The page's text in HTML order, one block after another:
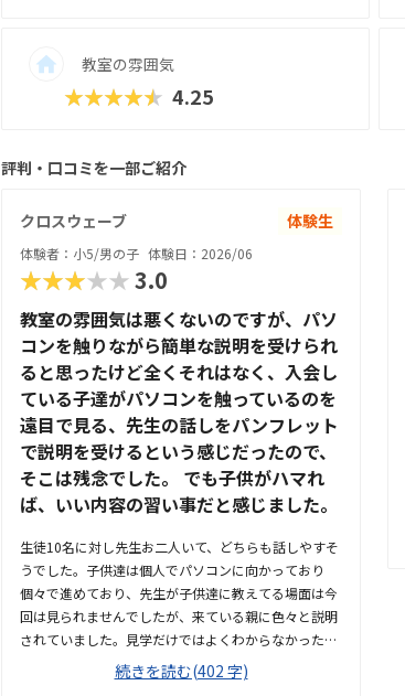
教室の雰囲気
★★★★★ 4.25
評判・口コミを一部ご紹介
クロスウェーブ 体験生
体験者：小5/男の子 体験日：2026/06
★★★★★3.0
教室の雰囲気は悪くないのですが、パソ
コンを触りながら簡単な説明を受けられ
ると思ったけど全くそれはなく、入会し
ている子達がパソコンを触っているのを
遠目で見る、先生の話しをパンフレット
で説明を受けるという感じだったので、
そこは残念でした。 でも子供がハマれ
ば、いい内容の習い事だと感じました。
生徒10名に対し先生お二人いて、どちらも話しやすそ
うでした。子供達は個人でパソコンに向かっており
個々で進めており、先生が子供達に教えてる場面は今
回は見られませんでしたが、来ている親に色々と説明
されていました。見学だけではよくわからなかったで
すが、難しい課題を子供目線で自由に考えてパソコン
で形にする内容は、想像力、まとめる力が養われると
続きを読む(402 字)